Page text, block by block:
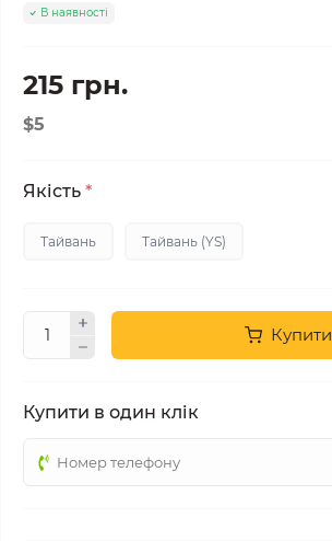
В наявності
215 грн.
$5
Якість *
Тайвань Тайвань (YS)
Купити
Купити в один клік